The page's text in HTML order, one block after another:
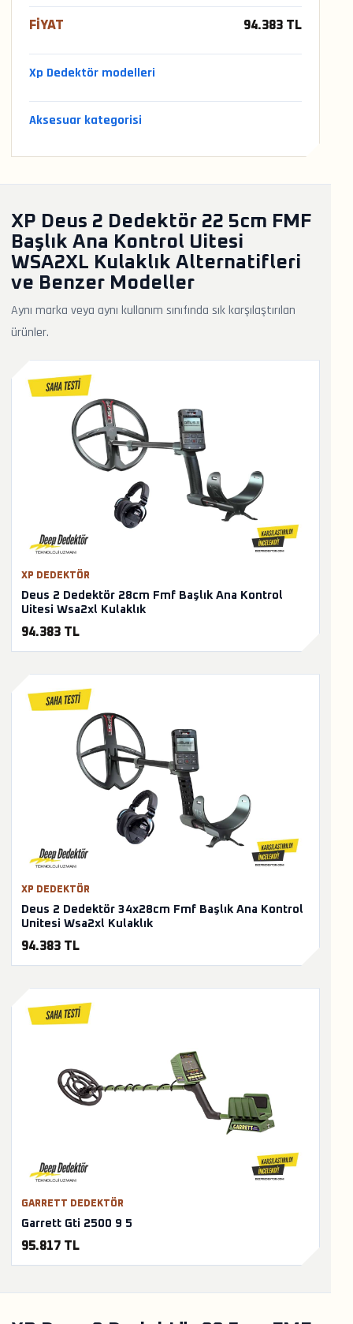
FIYAT 94.383 TL
Xp Dedektör modelleri
Aksesuar kategorisi
XP Deus 2 Dedektör 22 5cm FMF
Başlık Ana Kontrol Uitesi
WSA2XL Kulaklık Alternatifleri
ve Benzer Modeller
Aynı marka veya aynı kullanım sınıfında sık karşılaştırılan
ürünler.
XP DEDEKTÖR
Deus 2 Dedektör 28cm Fmf Başlık Ana Kontrol
Uitesi Wsa2xl Kulaklık
94.383 TL
XP DEDEKTÖR
Deus 2 Dedektör 34x28cm Fmf Başlık Ana Kontrol
Unitesi Wsa2xl Kulaklık
94.383 TL
GARRETT DEDEKTÖR
Garrett Gti 2500 9 5
95.817 TL